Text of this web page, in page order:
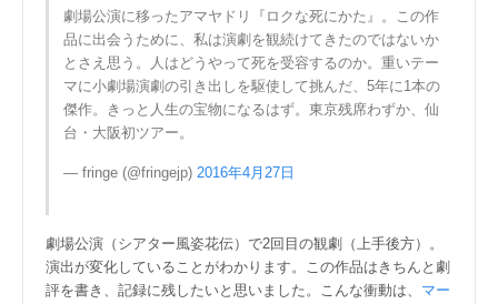
劇場公演に移ったアマヤドリ『ロクな死にかた』。この作
品に出会うために、私は演劇を観続けてきたのではないか
とさえ思う。人はどうやって死を受容するのか。重いテー
マに小劇場演劇の引き出しを駆使して挑んだ、5年に1本の
傑作。きっと人生の宝物になるはず。東京残席わずか、仙
台・大阪初ツアー。
— fringe (@fringejp)2016年4月27日
劇場公演（シアター風姿花伝）で2回目の観劇（上手後方）。
演出が変化していることがわかります。この作品はきちんと劇
評を書き、記録に残したいと思いました。こんな衝動は、 マー